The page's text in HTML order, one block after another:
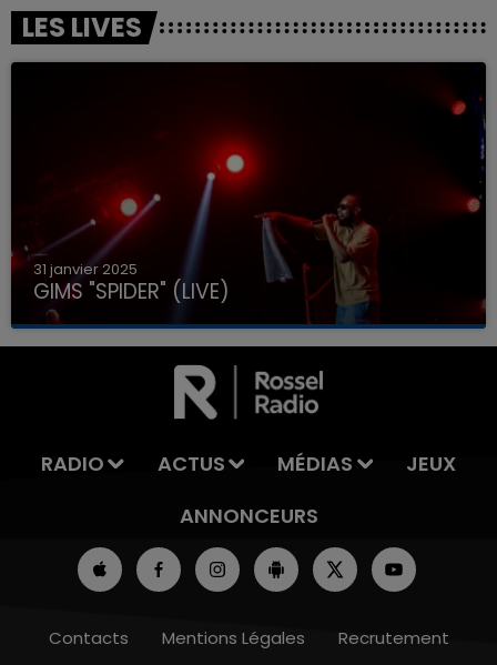
LES LIVES
31 janvier 2025
GIMS "SPIDER" (LIVE)
RADIO ACTUS MÉDIAS
JEUX
ANNONCEURS
Contacts Mentions Légales Recrutement